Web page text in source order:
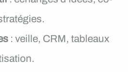
: veille, CRM, tableaux